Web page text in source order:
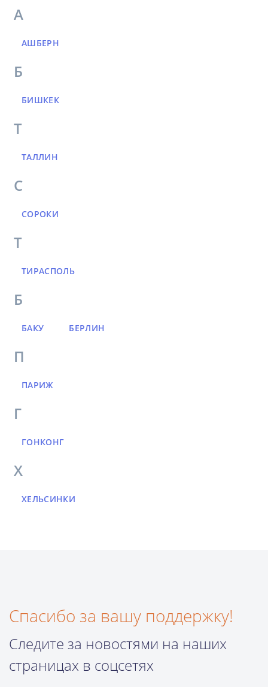
А
АШБЕРН
Б
БИШКЕК
Т
ТАЛЛИН
С
СОРОКИ
Т
ТИРАСПОЛЬ
Б
БАКУ БЕРЛИН
П
ПАРИЖ
Г
ГОНКОНГ
Х
ХЕЛЬСИНКИ
Спасибо за вашу поддержку!
Следите за новостями на наших
страницах в соцсетях